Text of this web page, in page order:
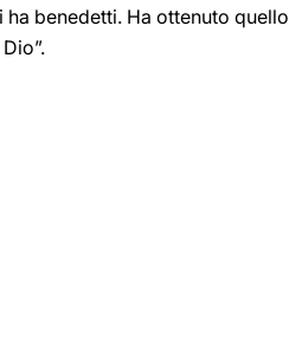
ha benedetti. Ha ottenuto quello